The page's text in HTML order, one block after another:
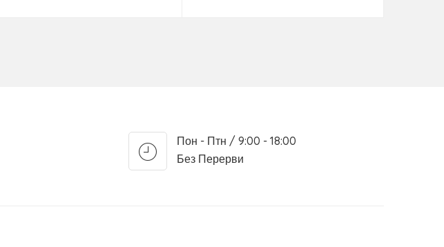
Пон - Птн / 9:00 - 18:00
Без Перерви